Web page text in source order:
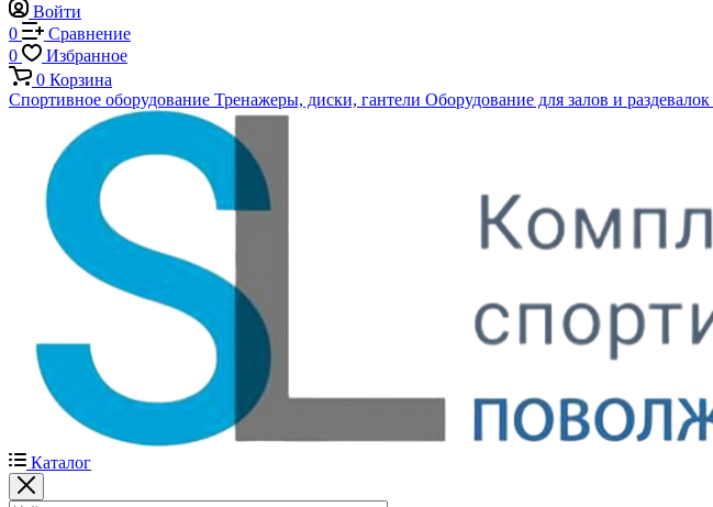
Войти
0
Сравнение
0
Избранное
0 Корзина
Спортивное оборудование Тренажеры, диски, гантели Оборудование для залов и раздевалок
Каталог